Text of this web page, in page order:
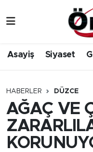
Asayiş Siyaset
HABERLER DÜZCE
AĞAÇ VE
Gündem
Sağlık & Çevre
Spor
Siyaset
Düzce Nöbetçi
Düzce Hava
Düzce Namaz
Düzce Trafik
Süper Lig Puan